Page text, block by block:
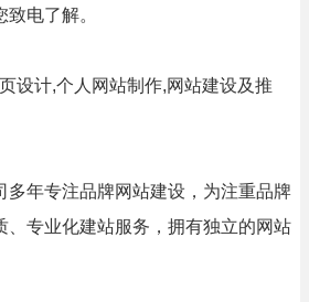
电了解。
设计,个人网站制作,网站建设及推
多年专注品牌网站建设，为注重品牌
、专业化建站服务，拥有独立的网站